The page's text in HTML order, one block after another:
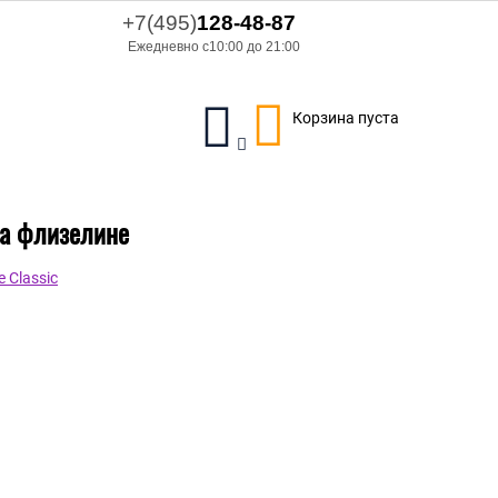
+7(495)128-48-87
Ежедневно с10:00 до 21:00
Корзина пуста
флизелине
Classic